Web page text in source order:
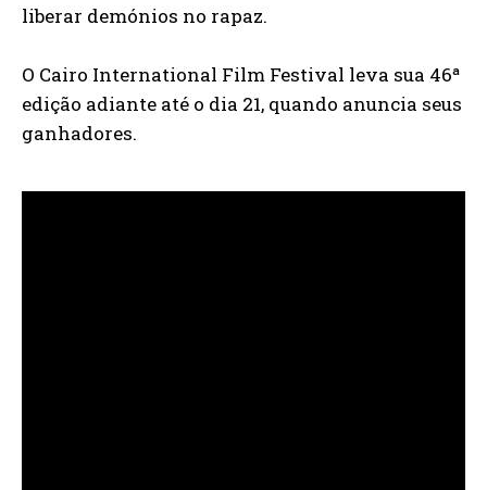
liberar demónios no rapaz.
O Cairo International Film Festival leva sua 46ª
edição adiante até o dia 21, quando anuncia seus
ganhadores.